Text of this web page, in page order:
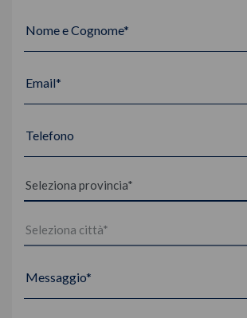
Nome e Cognome*
Email*
Telefono
Messaggio*